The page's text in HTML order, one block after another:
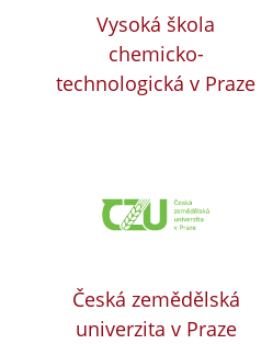
Vysoká škola
chemicko-
technologická v Praze
Česká zemědělská
univerzita v Praze